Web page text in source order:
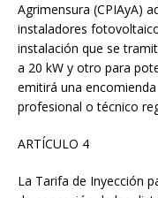
Agrimensura (CPIAyA)
instaladores
instalación que se
a 20 kW y otro para
emitirá una
profesional o técnico
ARTÍCULO 4
La Tarifa de Inyección